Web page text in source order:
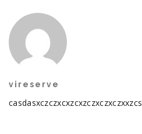
vireserve